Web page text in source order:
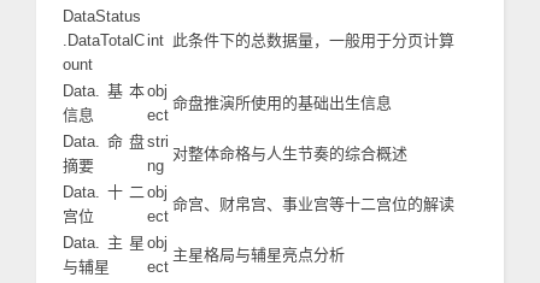
DataStatus
.DataTotalC
ount
int 此条件下的总数据量，一般用于分页计算
Data.基本
信息
obj
ect
命盘推演所使用的基础出生信息
Data.命盘
摘要
stri
ng
对整体命格与人生节奏的综合概述
Data.十二
宫位
obj
ect
命宫、财帛宫、事业宫等十二宫位的解读
Data.主星
与辅星
obj
ect
主星格局与辅星亮点分析